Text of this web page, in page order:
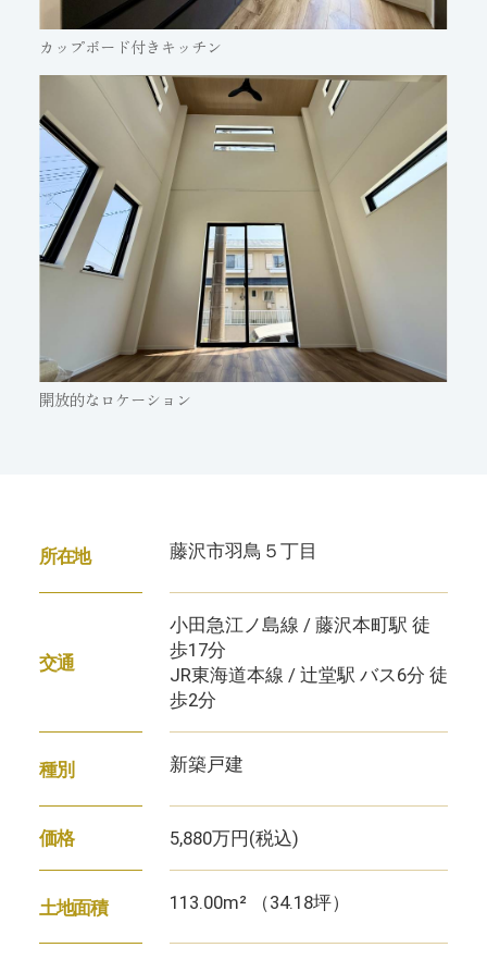
カップボード付きキッチン
開放的なロケーション
所在地 藤沢市羽鳥５丁目
交通
小田急江ノ島線 / 藤沢本町駅 徒
歩17分
JR東海道本線 / 辻堂駅 バス6分 徒
歩2分
種別 新築戸建
価格 5,880万円(税込)
土地面積 113.00m² （34.18坪）